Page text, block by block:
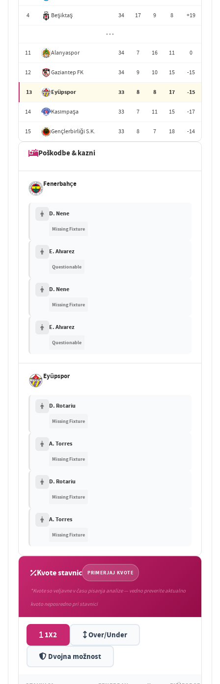
4 Beşiktaş 34 17 9 8 +19
• • •
11 Alanyaspor 34 7 16 11 0
12 Gaziantep FK 34 9 10 15 -15
13 Eyüpspor 33 8 8 17 -15
14 Kasımpaşa 33 7 11 15 -17
15 Gençlerbirliği S.K. 33 8 7 18 -14
Poškodbe & kazni
Fenerbahçe
D. Nene
Missing Fixture
E. Alvarez
Questionable
D. Nene
Missing Fixture
E. Alvarez
Questionable
Eyüpspor
D. Rotariu
Missing Fixture
A. Torres
Missing Fixture
D. Rotariu
Missing Fixture
A. Torres
Missing Fixture
Kvote stavnic PRIMERJAJ KVOTE
*Kvote so veljavne v času pisanja analize — vedno preverite aktualno
kvoto neposredno pri stavnici
1X2 Over/Under
Dvojna možnost